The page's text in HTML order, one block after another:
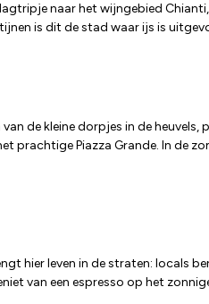
naar het wijngebied
is dit de stad waar ijs is
de kleine dorpjes in de
prachtige Piazza Grande. In de
hier leven in de straten: locals
van een espresso op het